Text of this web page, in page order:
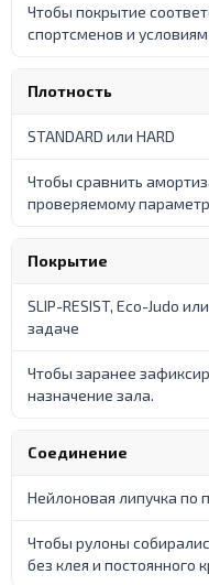
Чтобы покрытие
спортсменов и
Плотность
STANDARD или HARD
Чтобы сравнить
проверяемому
Покрытие
SLIP-RESIST, Eco-Judo
задаче
Чтобы заранее
назначение зала.
Соединение
Нейлоновая липучка по
Чтобы рулоны
без клея и постоянного